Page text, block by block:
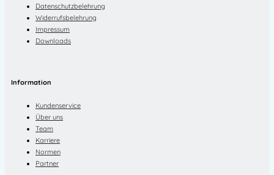
Datenschutzbelehrung
Widerrufsbelehrung
Impressum
Downloads
Information
Kundenservice
Über uns
Team
Karriere
Normen
Partner